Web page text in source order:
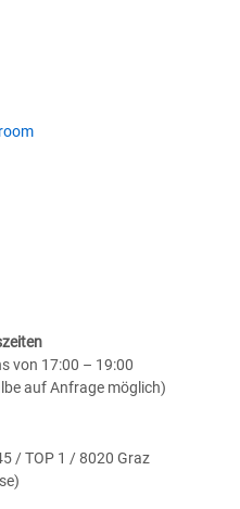
von 17:00 – 19:00
auf Anfrage möglich)
/ TOP 1 / 8020 Graz